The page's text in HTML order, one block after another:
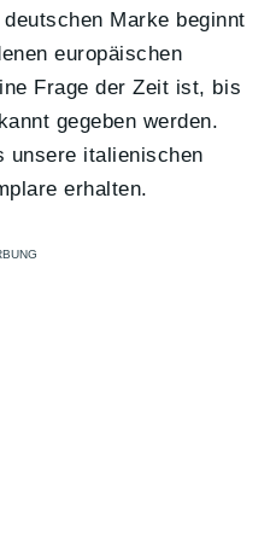
Marke beginnt
europäischen
Frage der Zeit ist, bis
gegeben werden.
unsere italienischen
erhalten.